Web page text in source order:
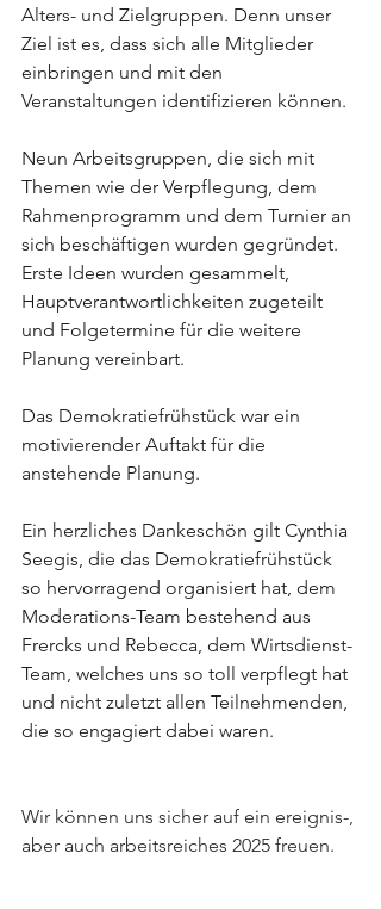
Alters- und Zielgruppen. Denn unser
Ziel ist es, dass sich alle Mitglieder
einbringen und mit den
Veranstaltungen identifizieren können.
Neun Arbeitsgruppen, die sich mit
Themen wie der Verpflegung, dem
Rahmenprogramm und dem Turnier an
sich beschäftigen wurden gegründet.
Erste Ideen wurden gesammelt,
Hauptverantwortlichkeiten zugeteilt
und Folgetermine für die weitere
Planung vereinbart.
Das Demokratiefrühstück war ein
motivierender Auftakt für die
anstehende Planung.
Ein herzliches Dankeschön gilt Cynthia
Seegis, die das Demokratiefrühstück
so hervorragend organisiert hat, dem
Moderations-Team bestehend aus
Frercks und Rebecca, dem Wirtsdienst-
Team, welches uns so toll verpflegt hat
und nicht zuletzt allen Teilnehmenden,
die so engagiert dabei waren.
Wir können uns sicher auf ein ereignis-,
aber auch arbeitsreiches 2025 freuen.